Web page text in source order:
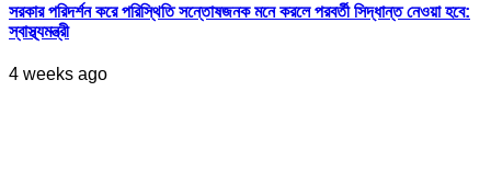
সরকার পরিদর্শন করে পরিস্থিতি সন্তোষজনক মনে করলে পরবর্তী সিদ্ধান্ত নেওয়া হবে:
স্বাস্থ্যমন্ত্রী
4 weeks ago